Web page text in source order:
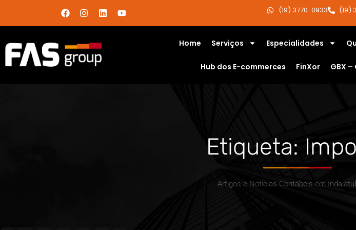
(19) 3770-0933 (19)
Home Serviços Especialidades
Hub dos E-commerces FinXor GBX
Etiqueta:
Artigos e Notícias Contábeis em